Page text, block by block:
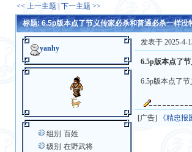
<< 上一主题
下一主题 >>
标题: 6.5p版本点了节义传家必杀和普通必杀一样没
yanhy
组别 百姓
级别 在野武将
发表于 2025-4-
6.5p版本点了
6.5p版本点了
[广告] 《精忠